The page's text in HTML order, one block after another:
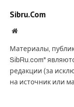
Sibru.Com
Website
Материалы,
SibRu.com"
редакции (за
на источник или